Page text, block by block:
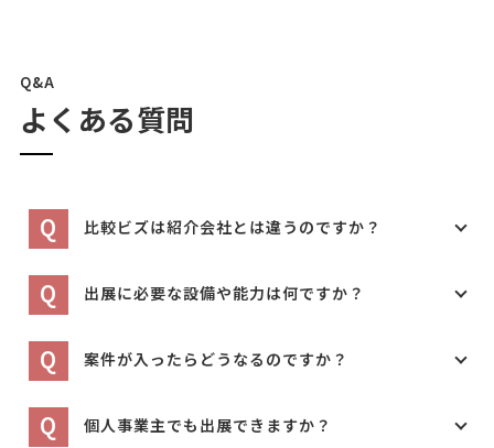
Q&A
よくある質問
Q 比較ビズは紹介会社とは違うのですか？
Q 出展に必要な設備や能力は何ですか？
Q 案件が入ったらどうなるのですか？
Q 個人事業主でも出展できますか？